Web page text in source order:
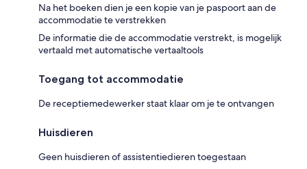
Na het boeken dien je een kopie van je paspoort aan de
accommodatie te verstrekken
De informatie die de accommodatie verstrekt, is mogelijk
vertaald met automatische vertaaltools
Toegang tot accommodatie
De receptiemedewerker staat klaar om je te ontvangen
Huisdieren
Geen huisdieren of assistentiedieren toegestaan